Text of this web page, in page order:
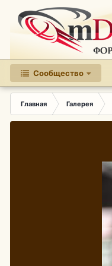
Сообщество
Главная Галерея